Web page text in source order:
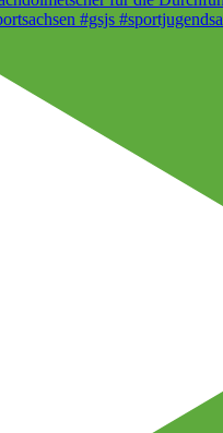
#gsjs #sportjugendsa